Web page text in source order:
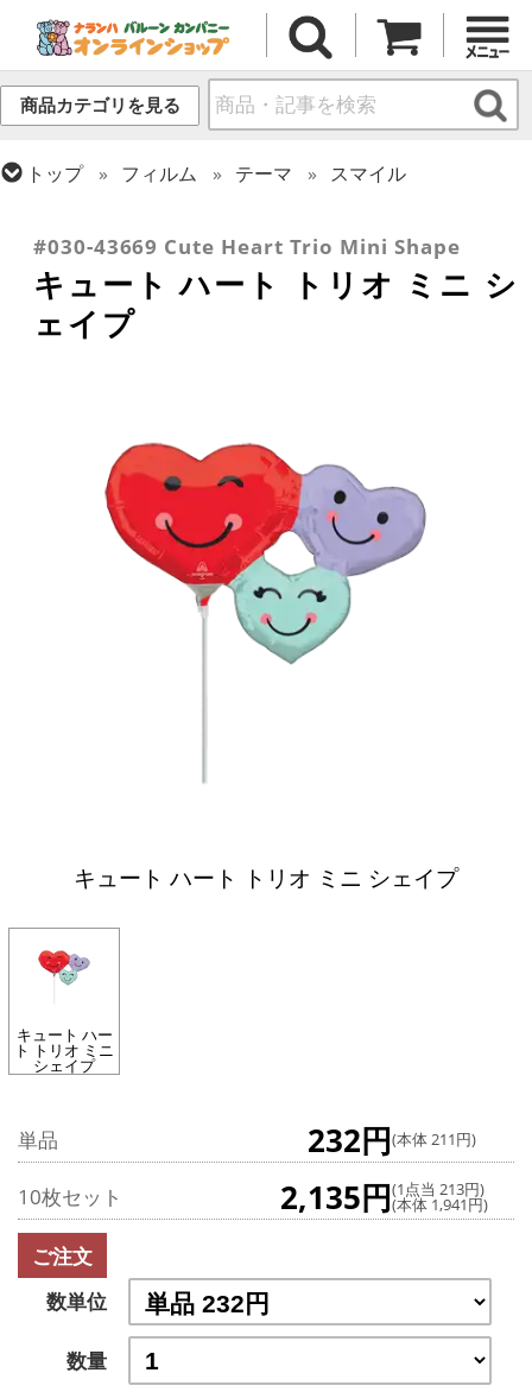
商品カテゴリを見る
トップ フィルム テーマ
スマイル
#030-43669 Cute Heart Trio Mini Shape
キュート ハート トリオ ミニ シ
ェイプ
キュート ハート トリオ ミニ シェイプ
キュート ハー
ト トリオ ミニ
シェイプ
単品 232円(本体 211円)
10枚セット 2,135円(1点当 213円)
(本体 1,941円)
ご注文
数単位
数量